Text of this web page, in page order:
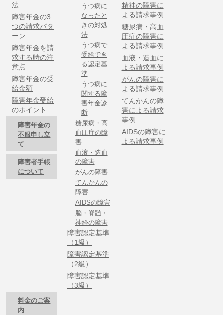
法
障害年金の3
つの請求パタ
ーン
障害年金を請
求する時の注
意点
障害年金の受
給金額
障害年金受給
のポイント
障害年金の
不服申し立
て
障害者手帳
について
うつ病に
なったと
きの対処
法
うつ病で
受給でき
る認定基
準
うつ病に
関する障
害年金診
断
糖尿病・高
血圧症の障
害
血液・造血
の障害
がんの障害
てんかんの
障害
AIDSの障害
脳・脊髄・
神経の障害
障害認定基準
（1級）
障害認定基準
（2級）
障害認定基準
（3級）
精神の障害に
よる請求事例
糖尿病・高血
圧症の障害に
よる請求事例
血液・造血に
よる請求事例
がんの障害に
よる請求事例
てんかんの障
害による請求
事例
AIDSの障害に
よる請求事例
料金のご案
内